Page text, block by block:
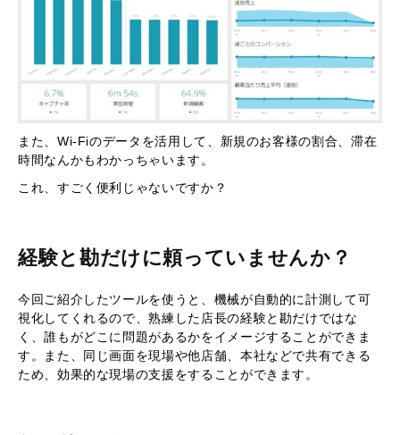
また、Wi-Fiのデータを活用して、新規のお客様の割合、滞在
時間なんかもわかっちゃいます。
これ、すごく便利じゃないですか？
経験と勘だけに頼っていませんか？
今回ご紹介したツールを使うと、機械が自動的に計測して可
視化してくれるので、熟練した店長の経験と勘だけではな
く、誰もがどこに問題があるかをイメージすることができま
す。また、同じ画面を現場や他店舗、本社などで共有できる
ため、効果的な現場の支援をすることができます。